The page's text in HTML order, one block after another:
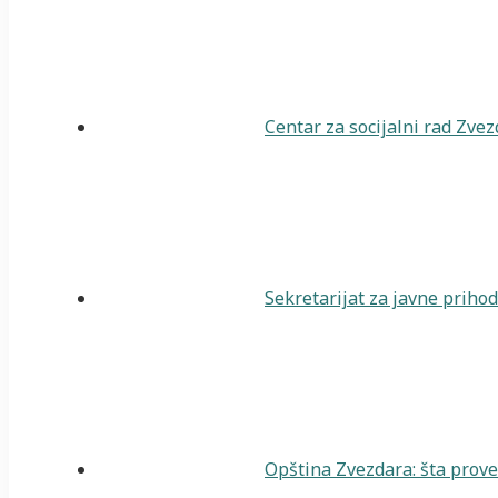
Centar za socijalni rad
Sekretarijat za javne
Opština Zvezdara: šta